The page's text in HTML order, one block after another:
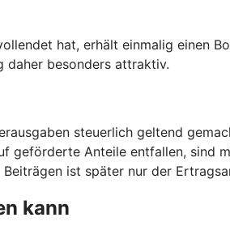
hat, erhält einmalig einen
daher besonders attraktiv.
steuerlich geltend
geförderte Anteile entfallen, sind
ist später nur der
kann